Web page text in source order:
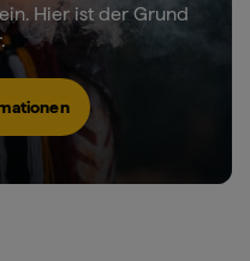
Hier ist der Grund